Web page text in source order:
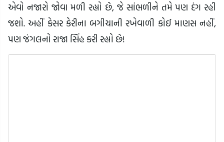
એવો નજારો જોવા મળી રહ્યો છે, જે સાંભળીને તમે પણ દંગ રહી
જશો. અહીં કેસર કેરીના બગીચાની રખેવાળી કોઈ માણસ નહીં,
પણ જંગલનો રાજા સિંહ કરી રહ્યો છે!